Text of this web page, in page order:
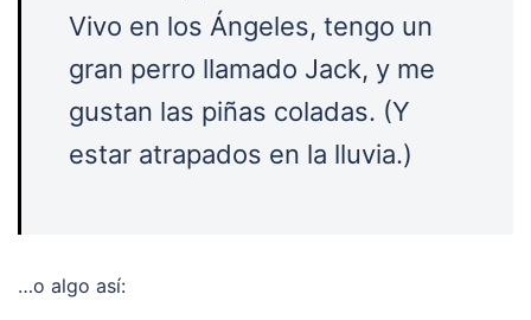
Vivo en los Ángeles, tengo un
gran perro llamado Jack, y me
gustan las piñas coladas. (Y
estar atrapados en la lluvia.)
…o algo así: